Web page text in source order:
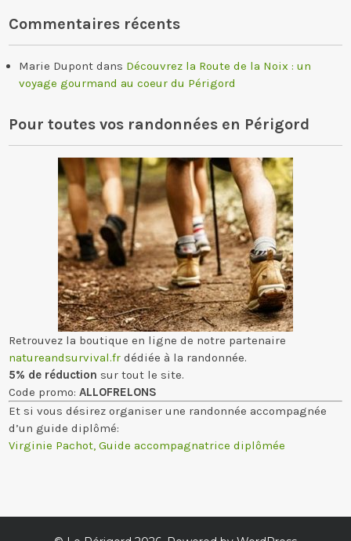
Commentaires récents
Marie Dupont dans Découvrez la Route de la Noix : un
voyage gourmand au coeur du Périgord
Pour toutes vos randonnées en Périgord
Retrouvez la boutique en ligne de notre partenaire
natureandsurvival.fr dédiée à la randonnée.
5% de réduction sur tout le site.
Code promo:ALLOFRELONS
Et si vous désirez organiser une randonnée accompagnée
d’un guide diplômé:
Virginie Pachot, Guide accompagnatrice diplômée